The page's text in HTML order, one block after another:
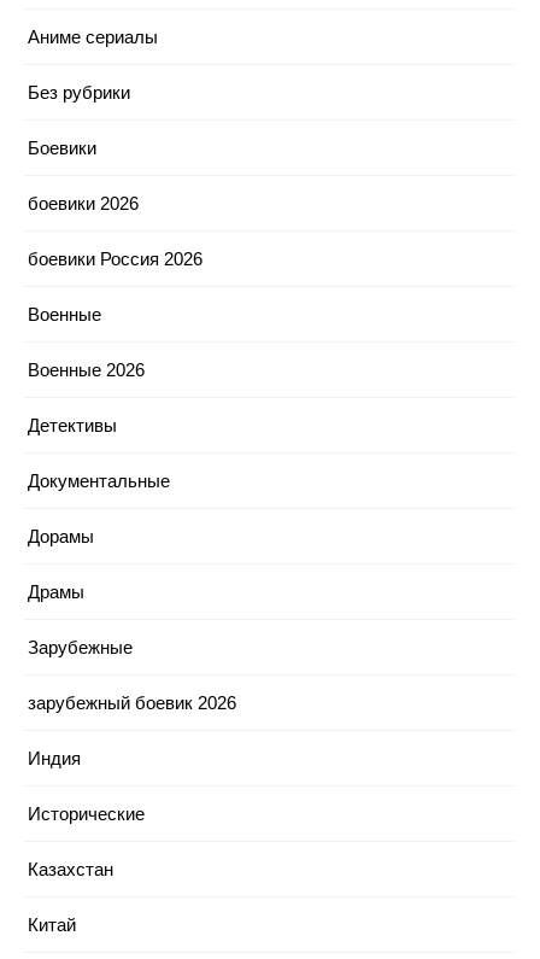
Аниме сериалы
Без рубрики
Боевики
боевики 2026
боевики Россия 2026
Военные
Военные 2026
Детективы
Документальные
Дорамы
Драмы
Зарубежные
зарубежный боевик 2026
Индия
Исторические
Казахстан
Китай